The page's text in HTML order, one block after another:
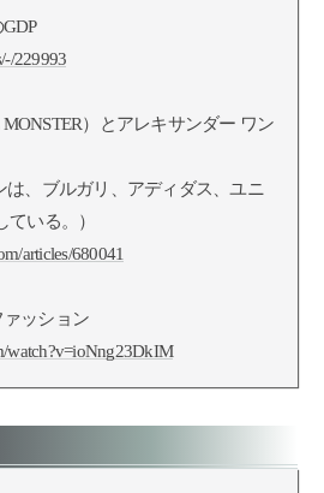
229993
）とアレキサンダー ワン
は、ブルガリ、アディダス、ユニ
いる。）
articles/680041
ッション
watch?v=ioNng23DkIM